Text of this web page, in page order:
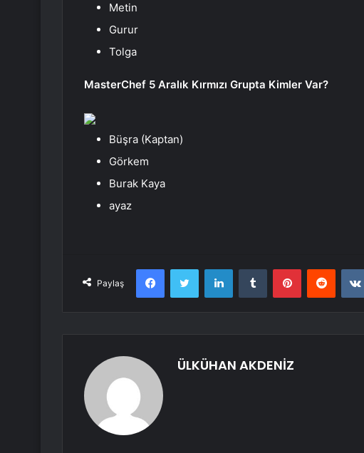
Metin
Gurur
Tolga
MasterChef 5 Aralık Kırmızı Grupta Kimler Var?
Büşra (Kaptan)
Görkem
Burak Kaya
ayaz
Paylaş
FacebookTwitter LinkedInTumblr PinterestReddit
ÜLKÜHAN AKDENİZ